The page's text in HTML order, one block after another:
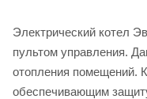
Электрический котел
пультом управления.
отопления помещений.
обеспечивающим